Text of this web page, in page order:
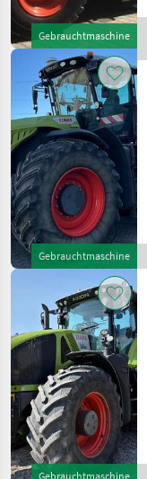
Gebrauchtmaschine
Gebrauchtmaschine
Gebrauchtmaschine